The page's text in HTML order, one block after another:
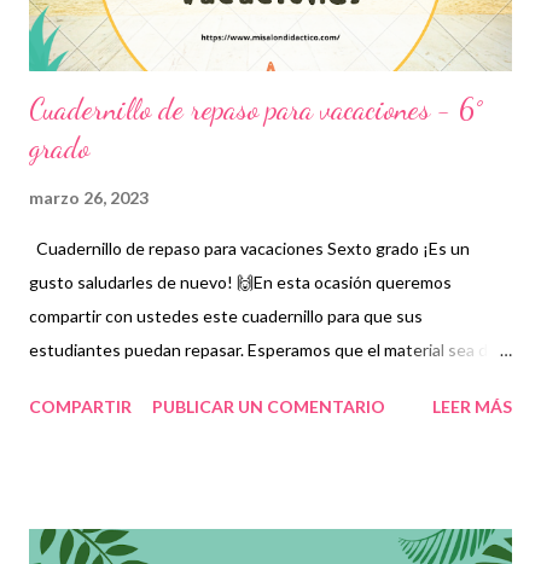
no es necesario incluir todas las asignat...
Cuadernillo de repaso para vacaciones - 6°
grado
marzo 26, 2023
Cuadernillo de repaso para vacaciones Sexto grado ¡Es un
gusto saludarles de nuevo! 🙌En esta ocasión queremos
compartir con ustedes este cuadernillo para que sus
estudiantes puedan repasar. Esperamos que el material sea de
representan una opción más para fortalecer los aprendizajes de
herramientas para no olvidar lo estudiado en las clases dado
COMPARTIR PUBLICAR UN COMENTARIO LEER MÁS